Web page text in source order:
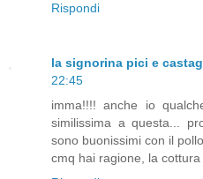
Rispondi
la signorina pici e
22:45
imma!!!! anche io
similissima a questa...
sono buonissimi con il
cmq hai ragione, la